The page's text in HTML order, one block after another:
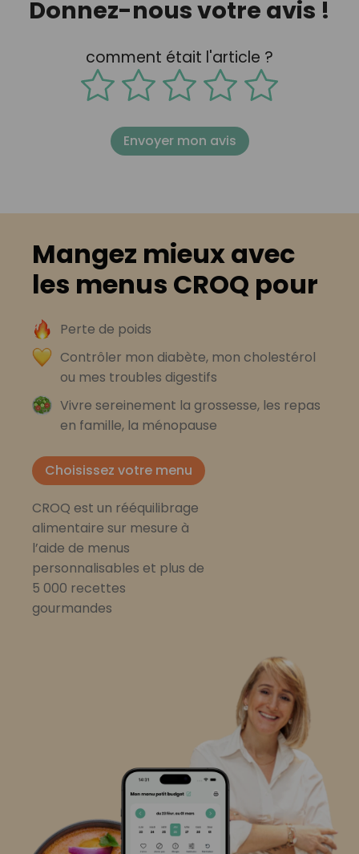
Donnez-nous votre avis !
comment était l'article ?
Envoyer mon avis
Mangez mieux avec
les menus CROQ pour
Perte de poids
Contrôler mon diabète, mon cholestérol
ou mes troubles digestifs
Vivre sereinement la grossesse, les repas
en famille, la ménopause
Choisissez votre menu
CROQ est un rééquilibrage
alimentaire sur mesure à
l’aide de menus
personnalisables et plus de
5 000 recettes
gourmandes